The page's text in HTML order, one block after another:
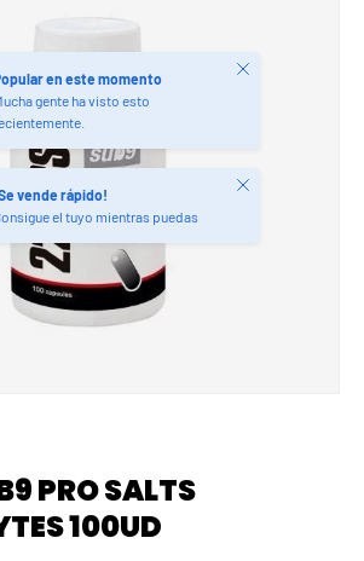
en este momento
gente ha visto esto
Cerrar
vende rápido!
el tuyo mientras puedas
Cerrar
PRO SALTS
100UD